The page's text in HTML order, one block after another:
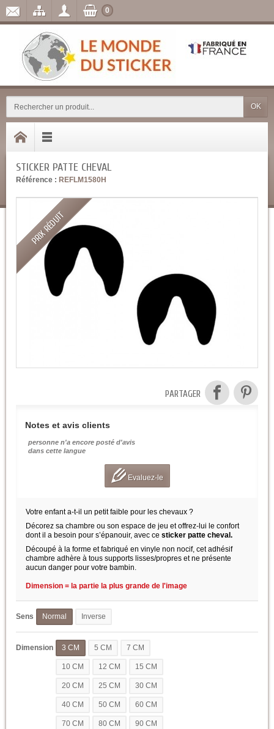
OK
0
STICKER PATTE CHEVAL
Référence : REFLM1580H
PRIX RÉDUIT
PARTAGER
Notes et avis clients
personne n'a encore posté d'avis
dans cette langue
Evaluez-le
Votre enfant a-t-il un petit faible pour les chevaux ?
Décorez sa chambre ou son espace de jeu et offrez-lui le confort
dont il a besoin pour s’épanouir, avec ce sticker patte cheval.
Découpé à la forme et fabriqué en vinyle non nocif, cet adhésif
chambre adhère à tous supports lisses/propres et ne présente
aucun danger pour votre bambin.
Dimension = la partie la plus grande de l'image
Sens Normal Inverse
Dimension 3 CM 5 CM 7 CM
10 CM 12 CM 15 CM
20 CM 25 CM 30 CM
40 CM 50 CM 60 CM
70 CM 80 CM 90 CM